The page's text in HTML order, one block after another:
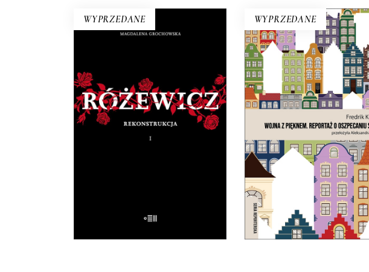
WYPRZEDANE
KOSZYKA
REKONSTRUKCJA (tom 1)
Na pytanie: „Kim jesteś?”,
Tadeusz Różewicz odpowiedział
przed laty: „Kto mnie uważnie
WYPRZEDANE
E-BOOK DO
KOSZYKA
WOJNA Z
REPORTAŻ O
OSZPECANIU
Czy chodzi o ten
szwedzki strach przed
nienowoczesne? Na
wygląda.
43.00 zł 21.50 zł